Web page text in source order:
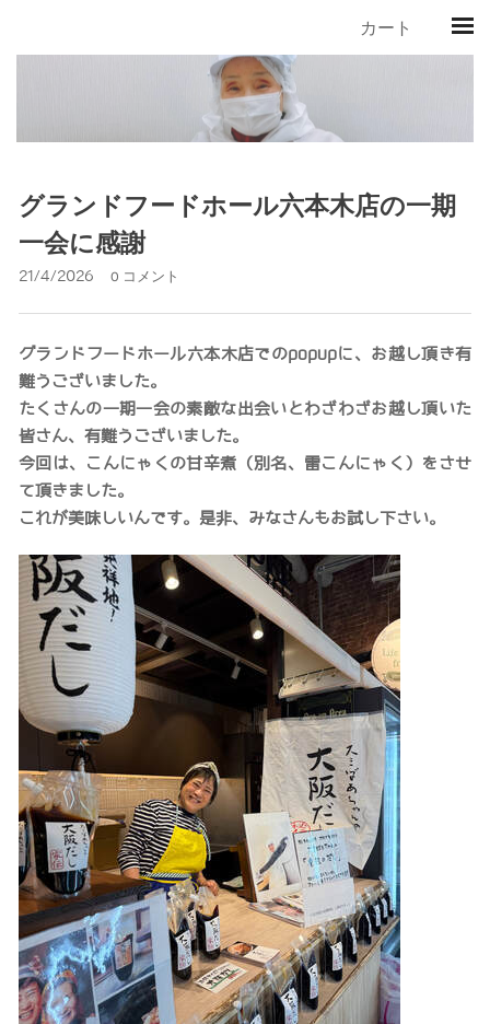
カート
グランドフードホール六本木店の一期
一会に感謝
21/4/2026 0 コメント
グランドフードホール六本木店でのpopupに、お越し頂き有
難うございました。
たくさんの一期一会の素敵な出会いとわざわざお越し頂いた
皆さん、有難うございました。
今回は、こんにゃくの甘辛煮（別名、雷こんにゃく）をさせ
て頂きました。
これが美味しいんです。是非、みなさんもお試し下さい。